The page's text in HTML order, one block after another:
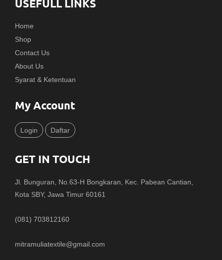
USEFULL LINKS
Home
Shop
Contact Us
About Us
Syarat & Ketentuan
My Account
Login Daftar
GET IN TOUCH
Jl. Bunguran, No.63-H Bongkaran, Kec. Pabean Cantian,
Kota SBY, Jawa Timur 60161
(081) 703812160
mitramuliatextile@gmail.com